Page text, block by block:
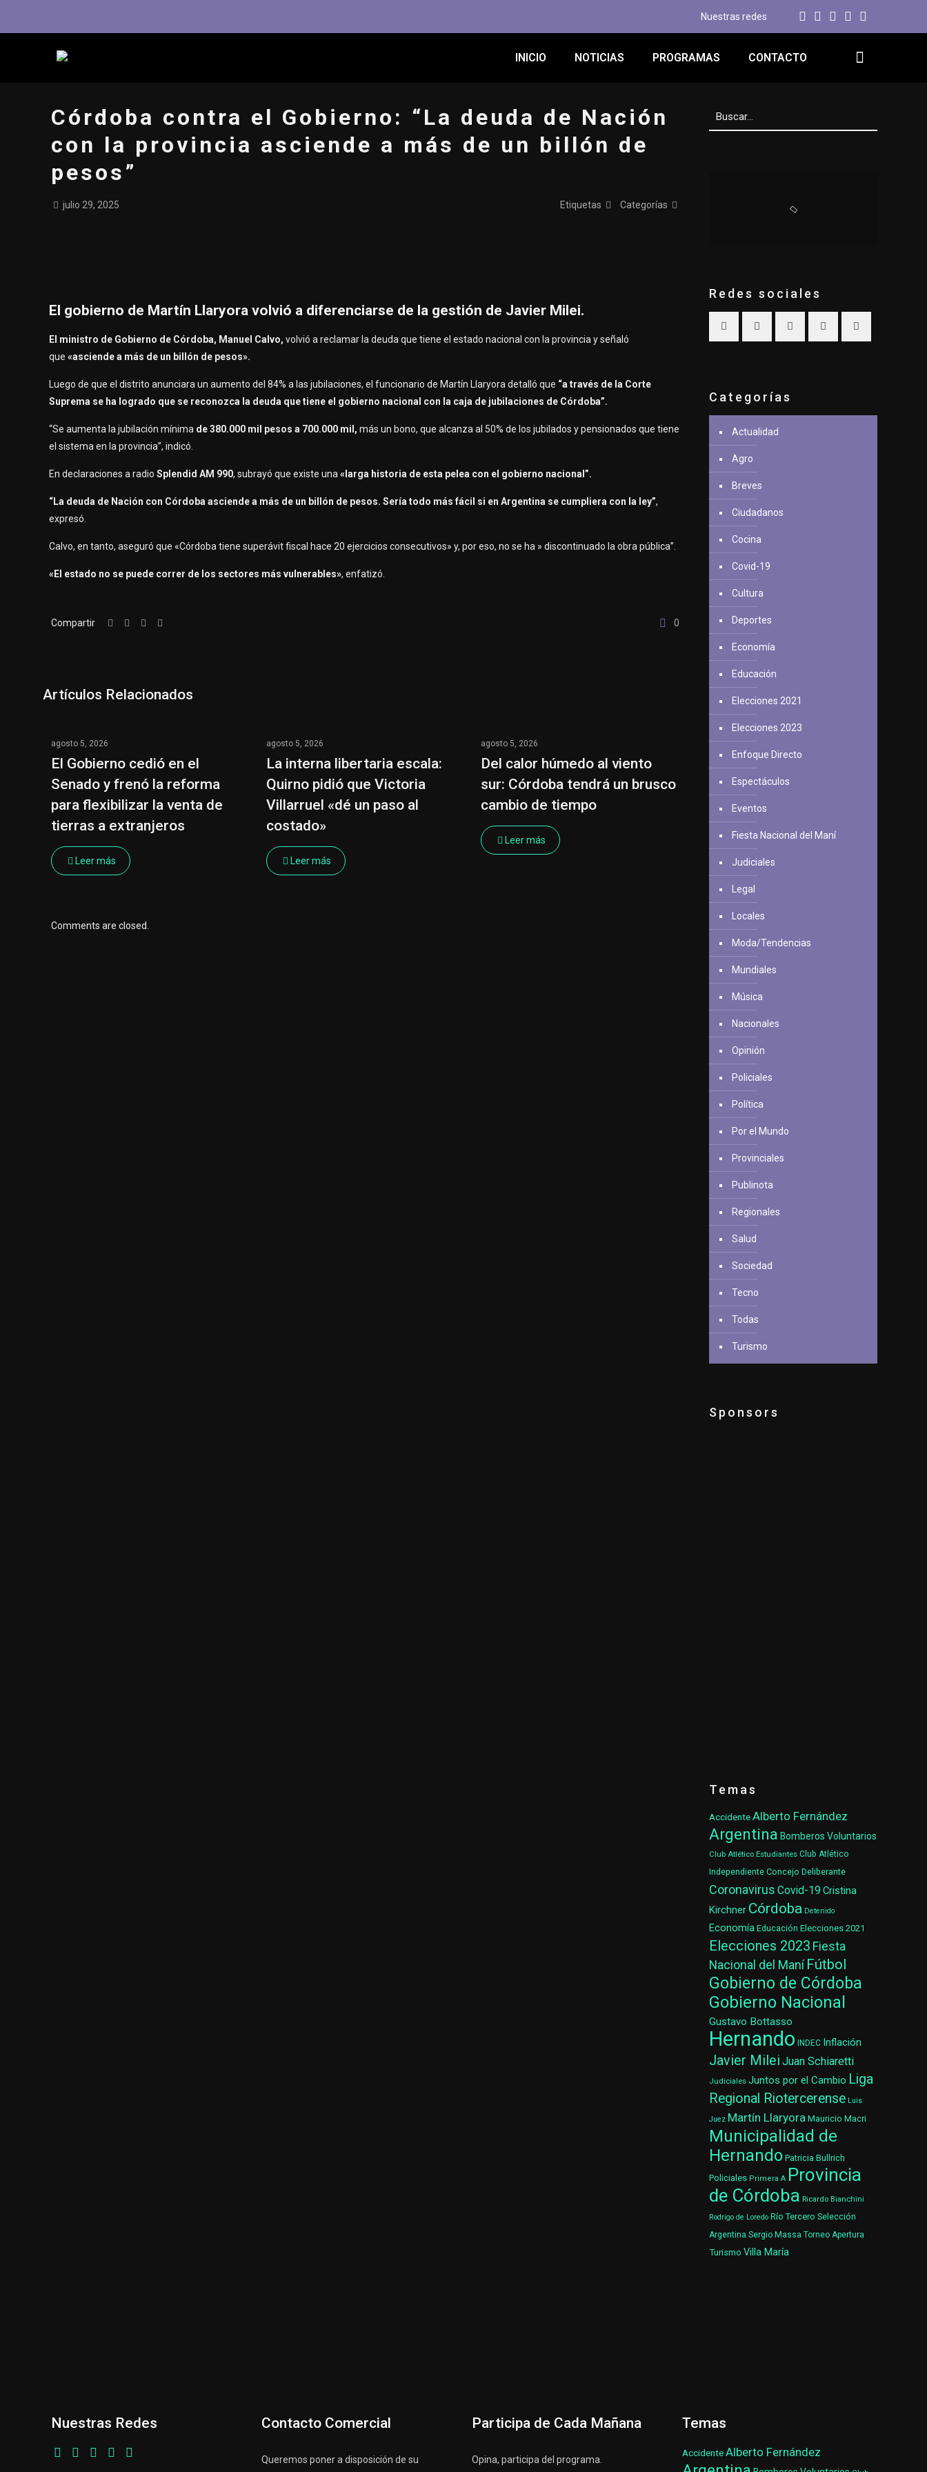
Nuestras redes
INICIO NOTICIAS PROGRAMAS CONTACTO
Córdoba contra el Gobierno: “La deuda de Nación
con la provincia asciende a más de un billón de
pesos”
julio 29, 2025 Categorías
Etiquetas
El gobierno de Martín Llaryora volvió a diferenciarse de la gestión de Javier Milei.
El ministro de Gobierno de Córdoba, Manuel Calvo, volvió a reclamar la deuda que tiene el estado nacional con la provincia y señaló
que «asciende a más de un billón de pesos».
Luego de que el distrito anunciara un aumento del 84% a las jubilaciones, el funcionario de Martín Llaryora detalló que “a través de la Corte
Suprema se ha logrado que se reconozca la deuda que tiene el gobierno nacional con la caja de jubilaciones de Córdoba”.
“Se aumenta la jubilación mínima de 380.000 mil pesos a 700.000 mil, más un bono, que alcanza al 50% de los jubilados y pensionados que tiene
el sistema en la provincia”, indicó.
En declaraciones a radioSplendid AM 990, subrayó que existe una«larga historia de esta pelea con el gobierno nacional”.
“La deuda de Nación con Córdoba asciende a más de un billón de pesos. Sería todo más fácil si en Argentina se cumpliera con la ley”,
expresó.
Calvo, en tanto, aseguró que «Córdoba tiene superávit fiscal hace 20 ejercicios consecutivos» y, por eso, no se ha » discontinuado la obra pública”.
«El estado no se puede correr de los sectores más vulnerables», enfatizó.
Compartir 0
Artículos Relacionados
agosto 5, 2026
El Gobierno cedió en el
Senado y frenó la reforma
para flexibilizar la venta de
tierras a extranjeros
Leer más
agosto 5, 2026
La interna libertaria escala:
Quirno pidió que Victoria
Villarruel «dé un paso al
costado»
Leer más
agosto 5, 2026
Del calor húmedo al viento
sur: Córdoba tendrá un brusco
cambio de tiempo
Leer más
Comments are closed.
Redes sociales
Categorías
Actualidad
Agro
Breves
Ciudadanos
Cocina
Covid-19
Cultura
Deportes
Economía
Educación
Elecciones 2021
Elecciones 2023
Enfoque Directo
Espectáculos
Eventos
Fiesta Nacional del Maní
Judiciales
Legal
Locales
Moda/Tendencias
Mundiales
Música
Nacionales
Opinión
Policiales
Política
Por el Mundo
Provinciales
Publinota
Regionales
Salud
Sociedad
Tecno
Todas
Turismo
Sponsors
Temas
AccidenteAlberto Fernández
Argentina Bomberos Voluntarios
Club Atlético Estudiantes Club Atlético
Independiente Concejo Deliberante
Coronavirus Covid-19 Cristina
Kirchner Córdoba Detenido
Economía Educación Elecciones 2021
Elecciones 2023 Fiesta
Nacional del Maní Fútbol
Gobierno de Córdoba
Gobierno Nacional
Gustavo Bottasso
Hernando INDEC Inflación
Javier Milei Juan Schiaretti
Judiciales Juntos por el Cambio Liga
Regional Riotercerense Luis
Juez Martín Llaryora Mauricio Macri
Municipalidad de
Hernando Patricia Bullrich
Policiales Primera A Provincia
de Córdoba Ricardo Bianchini
Rodrigo de Loredo Río Tercero Selección
Argentina Sergio Massa Torneo Apertura
Turismo Villa María
Nuestras Redes Contacto Comercial
Queremos poner a disposición de su
Participa de Cada Mañana
Opina, participa del programa.
Temas
AccidenteAlberto Fernández